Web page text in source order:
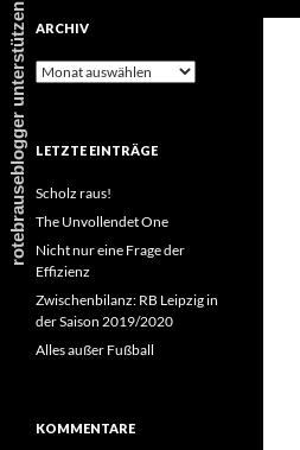
ARCHIV
Archiv
LETZTE EINTRÄGE
Scholz raus!
The Unvollendet One
Nicht nur eine Frage der
Effizienz
Zwischenbilanz: RB Leipzig in
der Saison 2019/2020
Alles außer Fußball
KOMMENTARE
rotebrauseblogger unterstützen